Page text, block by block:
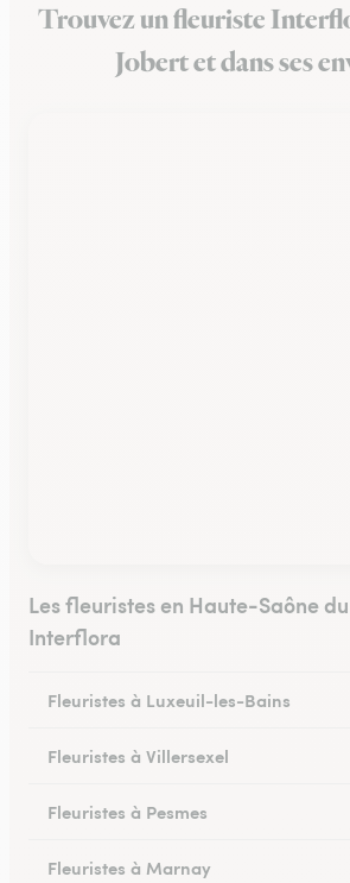
Trouvez un fleuriste
Jobert et dans ses
Les fleuristes en Haute-Saône
Interflora
Fleuristes à Luxeuil-les-Bains
Fleuristes à Villersexel
Fleuristes à Pesmes
Fleuristes à Marnay